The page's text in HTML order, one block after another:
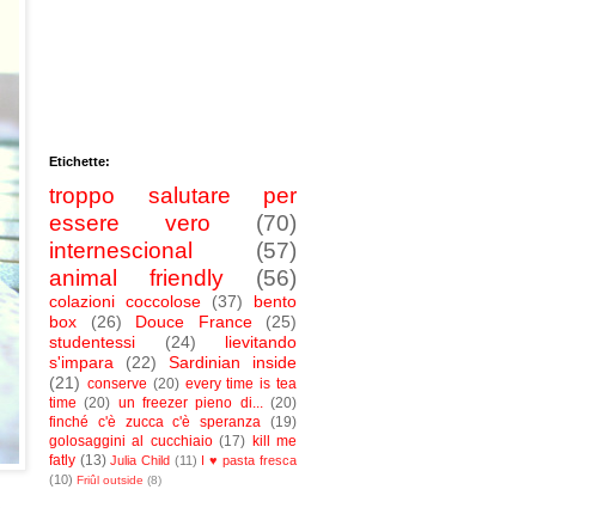
Etichette:
troppo salutare per
essere vero
(70)
internescional
(57)
animal friendly
(56)
colazioni coccolose (37)
bento
box
(26) Douce France
(25)
studentessi
(24)
lievitando
s'impara
(22)
Sardinian inside
(21) conserve (20) every time is tea
time (20) un freezer pieno di... (20)
finché c'è zucca c'è speranza (19)
golosaggini al cucchiaio (17) kill me
fatly (13) Julia Child (11)
I ♥ pasta fresca
(10) Friûl outside (8)